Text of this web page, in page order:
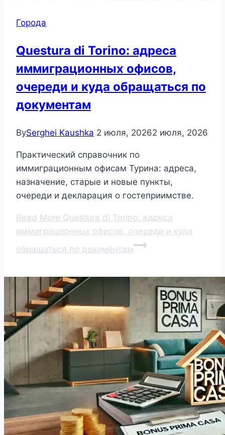
Города
Questura di Torino: адреса
иммиграционных офисов,
очереди и куда обращаться по
документам
BySerghei Kaushka 2 июля, 20262 июля, 2026
Практический справочник по
иммиграционным офисам Турина: адреса,
назначение, старые и новые пункты,
очереди и декларация о гостеприимстве.
Read More Questura di Torino: адреса
иммиграционных офисов, очереди и куда
обращаться по документам